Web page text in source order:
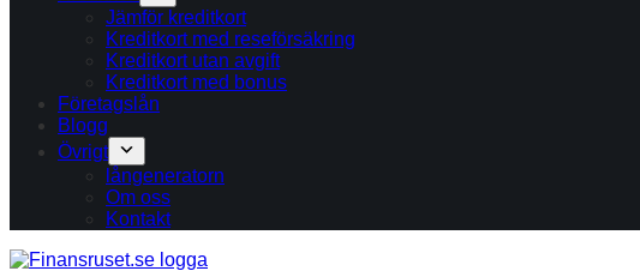
Jämför kreditkort
Kreditkort med reseförsäkring
Kreditkort utan avgift
Kreditkort med bonus
Företagslån
Blogg
Övrigt
långeneratorn
Om oss
Kontakt